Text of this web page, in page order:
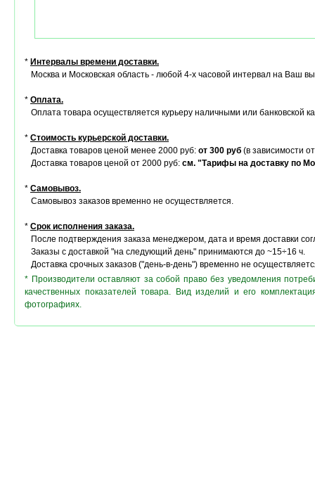
* Интервалы времени доставки.
Москва и Московская область - любой 4-х часовой интервал на Ваш
* Оплата.
Оплата товара осуществляется курьеру наличными или банковской
* Стоимость курьерской доставки.
Доставка товаров ценой менее 2000 руб: от 300 руб (в зависимости
Доставка товаров ценой от 2000 руб: см. "Тарифы на доставку по
* Самовывоз.
Самовывоз заказов временно не осуществляется.
* Срок исполнения заказа.
После подтверждения заказа менеджером, дата и время доставки
Заказы с доставкой "на следующий день" принимаются до ~15÷16 ч.
Доставка срочных заказов ("день-в-день") временно не
* Производители оставляют за собой право без уведомления
качественных показателей товара. Вид изделий и его
фотографиях.